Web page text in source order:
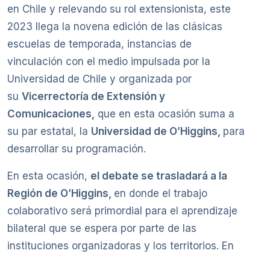
en Chile y relevando su rol extensionista, este
2023 llega la novena edición de las clásicas
escuelas de temporada, instancias de
vinculación con el medio impulsada por la
Universidad de Chile y organizada por
su Vicerrectoría de Extensión y
Comunicaciones, que en esta ocasión suma a
su par estatal, la Universidad de O’Higgins, para
desarrollar su programación.
En esta ocasión, el debate se trasladará a la
Región de O’Higgins, en donde el trabajo
colaborativo será primordial para el aprendizaje
bilateral que se espera por parte de las
instituciones organizadoras y los territorios. En